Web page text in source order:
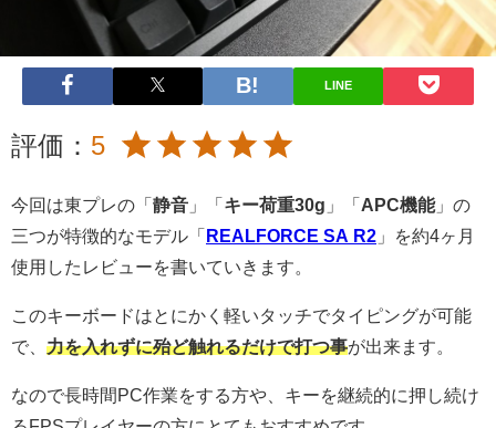
LINE
評価： 5
今回は東プレの「 静音 」「 キー荷重30g 」「 APC機能」の
三つが特徴的なモデル「 REALFORCE SA R2 」を約4ヶ月
使用したレビューを書いていきます。
このキーボードはとにかく軽いタッチでタイピングが可能
で、 力を入れずに殆ど触れるだけで打つ事が出来ます。
なので長時間PC作業をする方や、キーを継続的に押し続け